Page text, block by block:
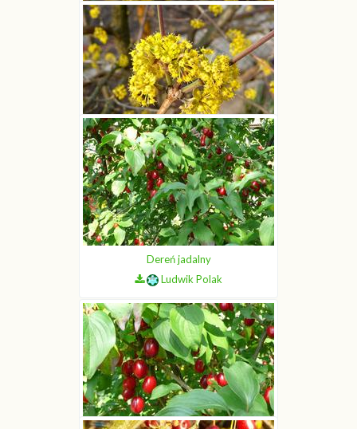
Dereń jadalny
Ludwik Polak
Dereń jadalny
Ludwik Polak
Dereń jadalny
Ludwik Polak